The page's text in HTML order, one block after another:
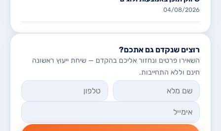
04/08/2026
רוצים שנקדם גם אתכם?
השאירו פרטים ונחזור אליכם בהקדם — שיחת ייעוץ ראשונה
חינם וללא התחייבות.
אל תמלאו שדה זה